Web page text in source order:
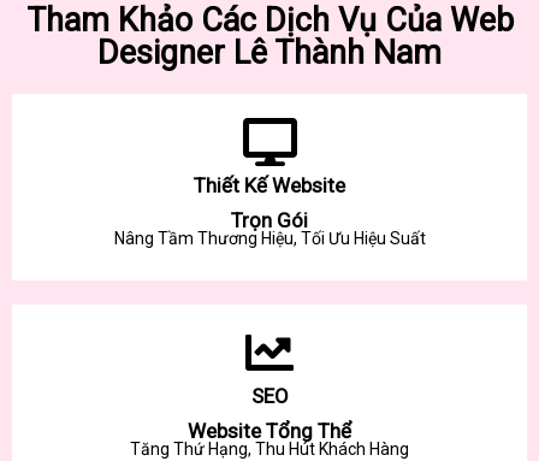
Tham Khảo Các Dịch Vụ Của Web
Designer Lê Thành Nam
Thiết Kế Website
Trọn Gói
Nâng Tầm Thương Hiệu, Tối Ưu Hiệu Suất
SEO
Website Tổng Thể
Tăng Thứ Hạng, Thu Hút Khách Hàng